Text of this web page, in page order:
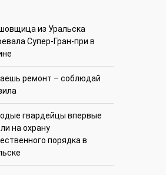
из Уральска
Супер-Гран-при в
ремонт – соблюдай
гвардейцы впервые
на охрану
порядка в